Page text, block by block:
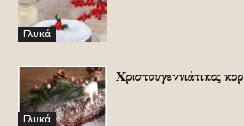
Γλυκά
Γλυκά
Χριστουγεννιάτικος